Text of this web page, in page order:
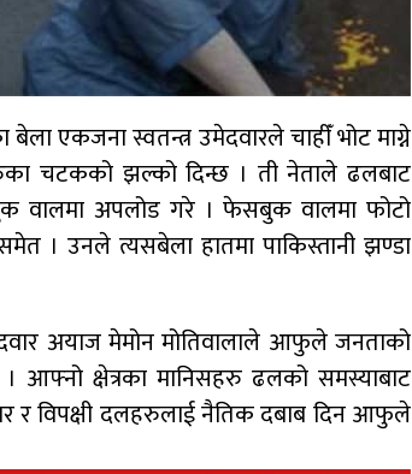
एकजना स्वतन्त्र उमेदवारले चाहीँ भोट माग्ने
चटकको झल्को दिन्छ । ती नेताले ढलबाट
वालमा अपलोड गरे । फेसबुक वालमा फोटो
। उनले त्यसबेला हातमा पाकिस्तानी झण्डा
अयाज मेमोन मोतिवालाले आफुले जनताको
आफ्नो क्षेत्रका मानिसहरु ढलको समस्याबाट
र विपक्षी दलहरुलाई नैतिक दबाब दिन आफुले